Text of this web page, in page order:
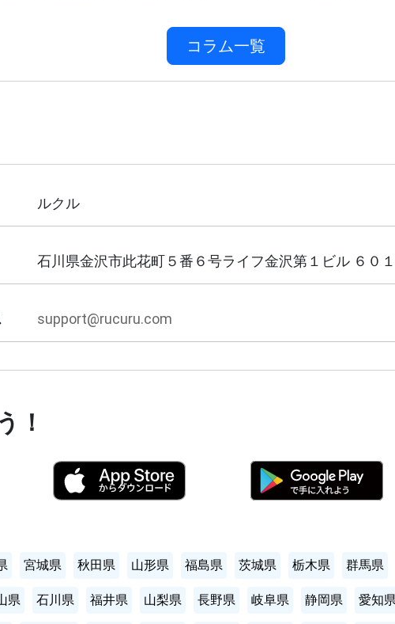
コラム一覧
ルクル
石川県金沢市此花町５番６号ライフ金沢第１ビル ６０
support@rucuru.com
！
宮城県 秋田県 山形県 福島県 茨城県 栃木県 群馬県
県 石川県 福井県 山梨県 長野県 岐阜県 静岡県 愛知